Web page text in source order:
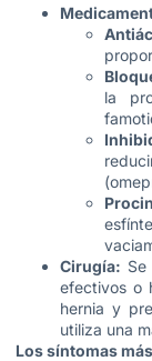
la
Cirugía:
efectivos o
hernia y
utiliza una
Los síntomas